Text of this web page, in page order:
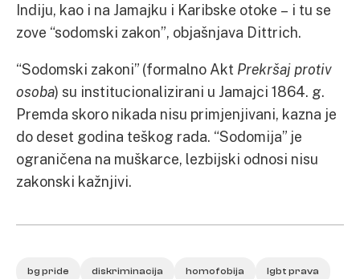
Indiju, kao i na Jamajku i Karibske otoke – i tu se
zove “sodomski zakon”, objašnjava Dittrich.
“Sodomski zakoni” (formalno Akt Prekršaj protiv
osoba) su institucionalizirani u Jamajci 1864. g.
Premda skoro nikada nisu primjenjivani, kazna je
do deset godina teškog rada. “Sodomija” je
ograničena na muškarce, lezbijski odnosi nisu
zakonski kažnjivi.
bg pride diskriminacija homofobija lgbt prava